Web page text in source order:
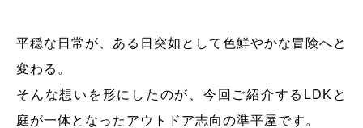
平穏な日常が、ある日突如として色鮮やかな冒険へと
変わる。
そんな想いを形にしたのが、今回ご紹介するLDKと
庭が一体となったアウトドア志向の準平屋です。